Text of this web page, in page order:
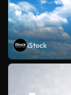
iStock